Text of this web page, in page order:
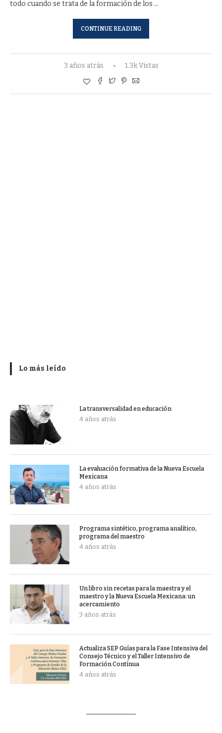
todo cuando se trata de la formación de los …
CONTINUE READING
3 años atrás 1.3k Vistas
Lo más leído
La transversalidad en educación
4 años atrás
La evaluación formativa de la Nueva Escuela
Mexicana
4 años atrás
Programa sintético, programa analítico,
programa del maestro
4 años atrás
Un libro sin recetas para la maestra y el
maestro y la Nueva Escuela Mexicana: un
acercamiento
3 años atrás
Actualiza SEP Guías para la Fase Intensiva del
Consejo Técnico y el Taller Intensivo de
Formación Contínua
4 años atrás